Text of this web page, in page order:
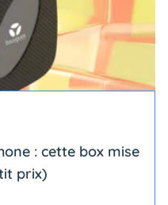
: cette box mise
prix)